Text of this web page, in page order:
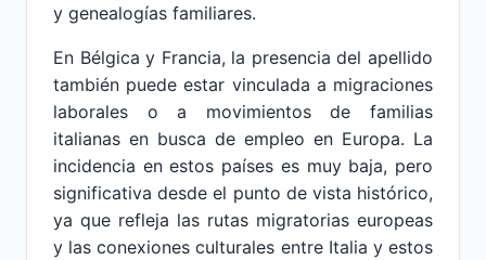
y genealogías familiares.
En Bélgica y Francia, la presencia del apellido
también puede estar vinculada a migraciones
laborales o a movimientos de familias
italianas en busca de empleo en Europa. La
incidencia en estos países es muy baja, pero
significativa desde el punto de vista histórico,
ya que refleja las rutas migratorias europeas
y las conexiones culturales entre Italia y estos